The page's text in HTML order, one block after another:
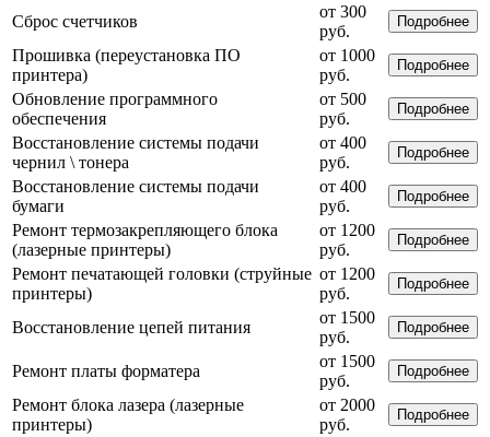
Сброс счетчиков
от 300
руб.
Подробнее
Прошивка (переустановка ПО
принтера)
от 1000
руб.
Подробнее
Обновление программного
обеспечения
от 500
руб.
Подробнее
Восстановление системы подачи
чернил \ тонера
от 400
руб.
Подробнее
Восстановление системы подачи
бумаги
от 400
руб.
Подробнее
Ремонт термозакрепляющего блока
(лазерные принтеры)
от 1200
руб.
Подробнее
Ремонт печатающей головки (струйные
принтеры)
от 1200
руб.
Подробнее
Восстановление цепей питания
от 1500
руб.
Подробнее
Ремонт платы форматера
от 1500
руб.
Подробнее
Ремонт блока лазера (лазерные
принтеры)
от 2000
руб.
Подробнее